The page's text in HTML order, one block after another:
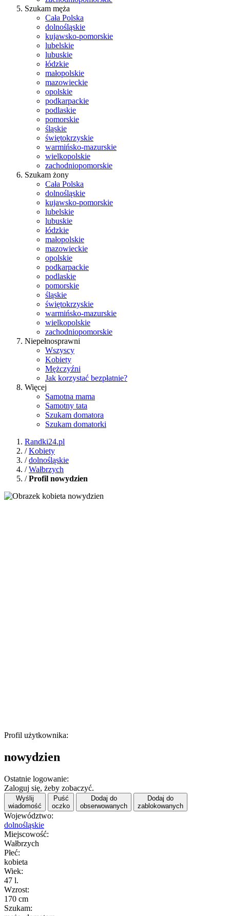
Szukam męża
Cała Polska
dolnośląskie
kujawsko-pomorskie
lubelskie
lubuskie
łódzkie
małopolskie
mazowieckie
opolskie
podkarpackie
podlaskie
pomorskie
śląskie
świętokrzyskie
warmińsko-mazurskie
wielkopolskie
zachodniopomorskie
Szukam żony
Cała Polska
dolnośląskie
kujawsko-pomorskie
lubelskie
lubuskie
łódzkie
małopolskie
mazowieckie
opolskie
podkarpackie
podlaskie
pomorskie
śląskie
świętokrzyskie
warmińsko-mazurskie
wielkopolskie
zachodniopomorskie
Niepełnosprawni
Wszyscy
Kobiety
Mężczyźni
Jak korzystać bezpłatnie?
Więcej
Samotna mama
Samotny tata
Szukam domatora
Szukam domatorki
Randki24.pl
/Kobiety
/dolnośląskie
/Wałbrzych
/Profil nowydzien
Profil użytkownika:
nowydzien
Ostatnie logowanie:
Zaloguj się, żeby zobaczyć.
Wyślij
wiadomość
Puść
oczko
Dodaj do
obserwowanych
Dodaj do
zablokowanych
Województwo:
dolnośląskie
Miejscowość:
Wałbrzych
Płeć:
kobieta
Wiek:
47 l.
Wzrost:
170 cm
Szukam: